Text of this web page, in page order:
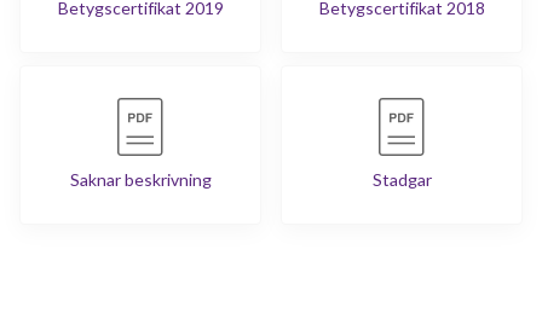
Betygscertifikat 2019 Betygscertifikat 2018
Saknar beskrivning Stadgar